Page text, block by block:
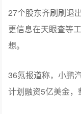
27个股东齐刷刷退
更信息在天眼查等
想。
36氪报道称，小鹏
计划融资5亿美金，